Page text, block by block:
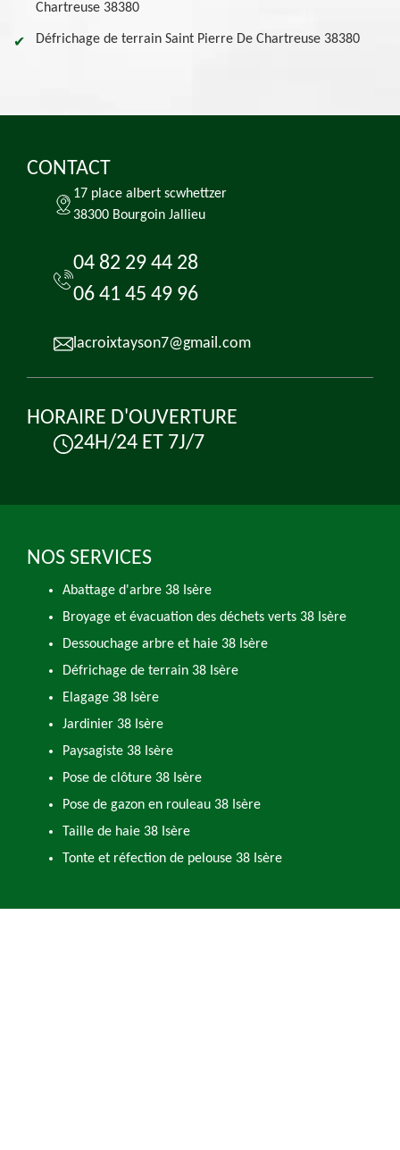
Chartreuse 38380
Défrichage de terrain Saint Pierre De Chartreuse 38380
CONTACT
17 place albert scwhettzer
38300 Bourgoin Jallieu
04 82 29 44 28
06 41 45 49 96
lacroixtayson7@gmail.com
HORAIRE D'OUVERTURE
24H/24 ET 7J/7
NOS SERVICES
Abattage d'arbre 38 Isère
Broyage et évacuation des déchets verts 38 Isère
Dessouchage arbre et haie 38 Isère
Défrichage de terrain 38 Isère
Elagage 38 Isère
Jardinier 38 Isère
Paysagiste 38 Isère
Pose de clôture 38 Isère
Pose de gazon en rouleau 38 Isère
Taille de haie 38 Isère
Tonte et réfection de pelouse 38 Isère